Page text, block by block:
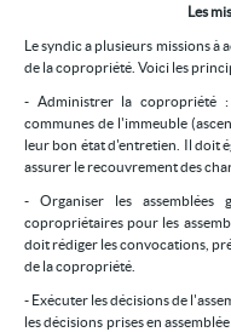
Notre agence
Mon compte
Les
Le syndic a plusieurs missions
de la copropriété. Voici les
- Administrer la copropriété
communes de l'immeuble
leur bon état d'entretien. Il doit
assurer le recouvrement des
- Organiser les
copropriétaires pour les
doit rédiger les convocations,
de la copropriété.
- Exécuter les décisions de
les décisions prises en